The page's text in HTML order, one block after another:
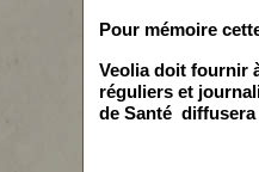
Pour mémoire
Veolia doit fournir
réguliers et
de Santé